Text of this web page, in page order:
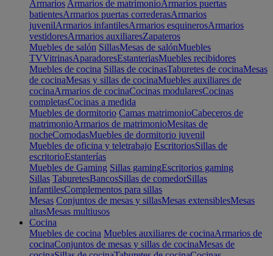
Armarios Armarios de matrimonioArmarios puertas
batientesArmarios puertas correderasArmarios
juvenilArmarios infantilesArmarios esquinerosArmarios
vestidoresArmarios auxiliaresZapateros
Muebles de salón SillasMesas de salónMuebles
TVVitrinasAparadoresEstanteriasMuebles recibidores
Muebles de cocina Sillas de cocinasTaburetes de cocinaMesas
de cocinaMesas y sillas de cocinaMuebles auxiliares de
cocinaArmarios de cocinaCocinas modularesCocinas
completasCocinas a medida
Muebles de dormitorio Camas matrimonioCabeceros de
matrimonioArmarios de matrimonioMesitas de
nocheComodasMuebles de dormitorio juvenil
Muebles de oficina y teletrabajo EscritoriosSillas de
escritorioEstanterías
Muebles de Gaming Sillas gamingEscritorios gaming
Sillas TaburetesBancosSillas de comedorSillas
infantilesComplementos para sillas
Mesas Conjuntos de mesas y sillasMesas extensiblesMesas
altasMesas multiusos
Cocina
Muebles de cocina Muebles auxiliares de cocinaArmarios de
cocinaConjuntos de mesas y sillas de cocinaMesas de